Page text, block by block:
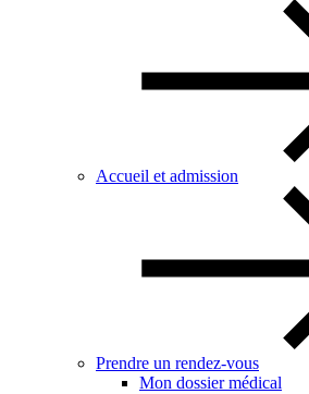
Accueil et admission
Prendre un rendez-vous
Mon dossier médical